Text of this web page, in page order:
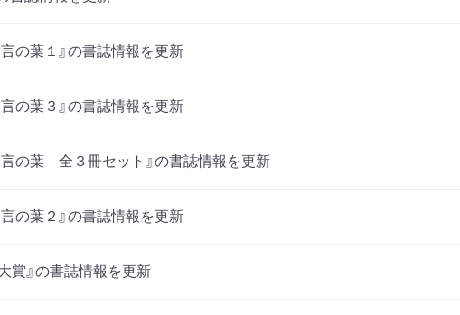
の葉１』の書誌情報を更新
の葉３』の書誌情報を更新
の葉 全３冊セット』の書誌情報を更新
の葉２』の書誌情報を更新
賞』の書誌情報を更新